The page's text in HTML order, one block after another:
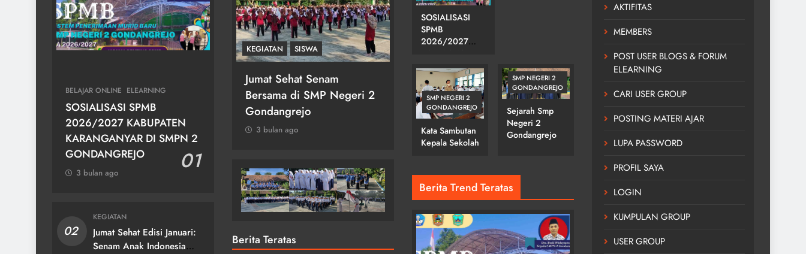
BELAJAR ONLINE ELEARNING
SOSIALISASI SPMB
2026/2027 KABUPATEN
KARANGANYAR DI SMPN 2
GONDANGREJO
01
3 bulan ago
02
KEGIATAN
Jumat Sehat Edisi Januari:
Senam Anak Indonesia
INFORMASI SEKOLAH KEGIATAN
Kabupaten Karanganyar
3 bulan ago
KEGIATAN SISWA
Jumat Sehat Senam
Bersama di SMP Negeri 2
Gondangrejo
3 bulan ago
KEGIATAN
Upacara Hari Batik
Nasional
3 bulan ago
Upacara Hari Kesaktian
Pancasila
3 bulan ago
Berita Teratas
SOSIALISASI
SPMB
2026/2027
KABUPATEN
DI SMPN 2
GONDANGREJO
SMP NEGERI 2
GONDANGREJO
Kata Sambutan
Kepala Sekolah
SMP NEGERI 2
GONDANGREJO
Sejarah Smp
Negeri 2
Gondangrejo
Berita Trend Teratas
AKTIFITAS
MEMBERS
POST USER BLOGS & FORUM
ELEARNING
CARI USER GROUP
POSTING MATERI AJAR
LUPA PASSWORD
PROFIL SAYA
LOGIN
KUMPULAN GROUP
USER GROUP